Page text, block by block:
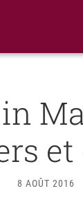
et
8 AOÛT 2016